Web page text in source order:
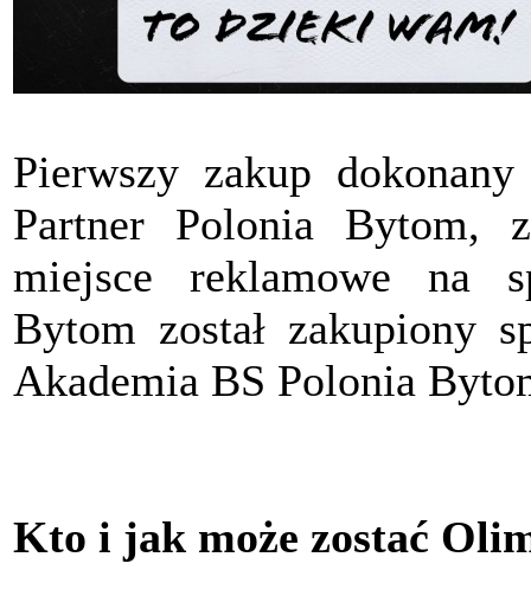
Pierwszy zakup
Partner Polonia Bytom,
miejsce reklamowe na
Bytom został zakupiony
Akademia BS Polonia
Kto i jak może zostać